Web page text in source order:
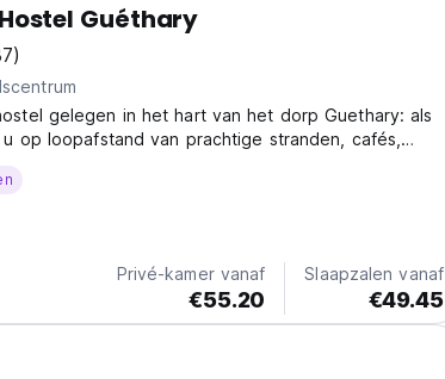
Guéthary
gelegen in het hart van het dorp Guethary: als
op loopafstand van prachtige stranden, cafés,
surfspots en trein- en busstations.
Privé-kamer vanaf
€55.20
Slaapzalen vanaf
€49.45